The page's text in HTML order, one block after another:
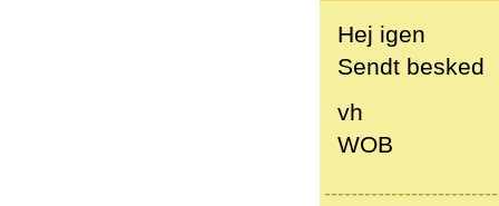
Hej igen
Sendt besked
vh
WOB